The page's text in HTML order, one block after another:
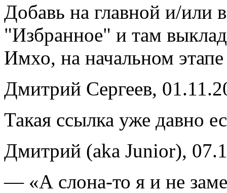
Добавь на главной и/или
"Избранное" и там
Имхо, на начальном этапе
Дмитрий Сергеев,
Такая ссылка уже давно
Дмитрий (aka Junior),
— «А слона-то я и не